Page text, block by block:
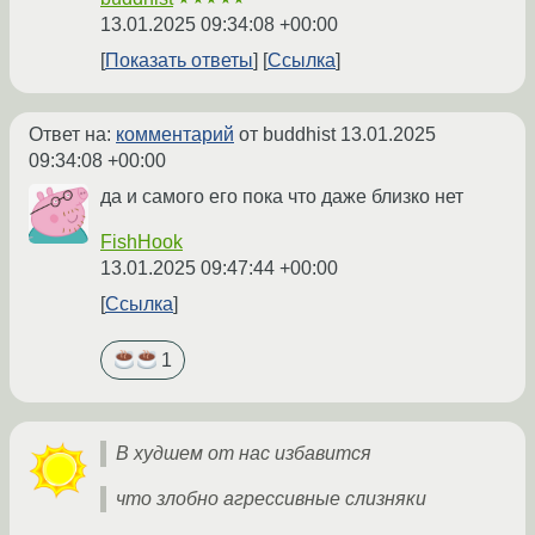
13.01.2025 09:34:08 +00:00
Показать ответы
Ссылка
Ответ на: комментарий от buddhist 13.01.2025
09:34:08 +00:00
да и самого его пока что даже близко нет
FishHook
13.01.2025 09:47:44 +00:00
Ссылка
1
В худшем от нас избавится
что злобно агрессивные слизняки